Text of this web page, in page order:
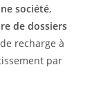
société,
de dossiers
recharge à
par